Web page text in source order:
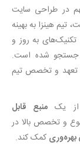
در طراحی سایت
هینزا به بهینه
تکنیک‌های به روز و
جستجو شده است.
تعهد و تخصص تیم
یک منبع قابل
و تخصص بالا در
کمک کند.